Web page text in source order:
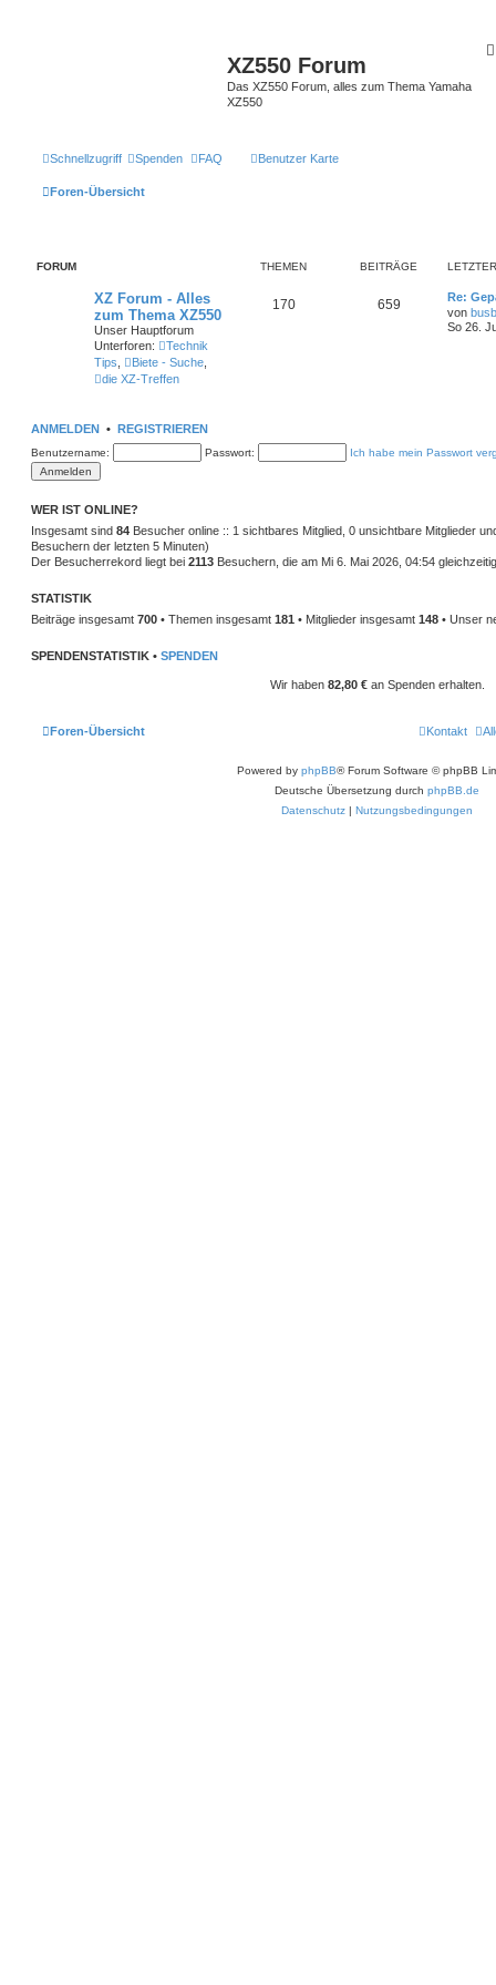
XZ550 Forum
Das XZ550 Forum, alles zum Thema Yamaha
XZ550
Schnellzugriff Spenden FAQ Benutzer Karte
Foren-Übersicht
FORUM THEMEN BEITRÄGE
XZ Forum - Alles
zum Thema XZ550
Unser Hauptforum
Unterforen:
Technik
Tips
Biete - Suche
die XZ-Treffen
170 659
Re:
von
So 26.
ANMELDEN • REGISTRIEREN
Benutzername: Passwort: Ich habe mein Passwort
WER IST ONLINE?
Insgesamt sind 84 Besucher online :: 1 sichtbares Mitglied, 0 unsichtbare Mitglieder
Besuchern der letzten 5 Minuten)
Der Besucherrekord liegt bei 2113 Besuchern, die am Mi 6. Mai 2026, 04:54
STATISTIK
Beiträge insgesamt 700 • Themen insgesamt 181 • Mitglieder insgesamt 148 • Unser
SPENDENSTATISTIK • SPENDEN
Wir haben 82,80 €an Spenden erhalten.
Foren-Übersicht Kontakt
Powered by phpBB® Forum Software © phpBB
Deutsche Übersetzung durch phpBB.de
Datenschutz | Nutzungsbedingungen